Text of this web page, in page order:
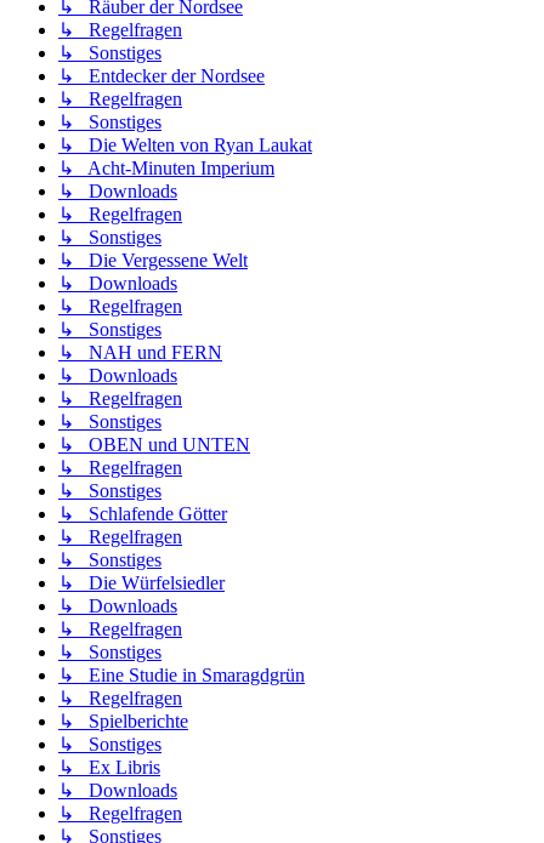
↳ Räuber der Nordsee
↳ Regelfragen
↳ Sonstiges
↳ Entdecker der Nordsee
↳ Regelfragen
↳ Sonstiges
↳ Die Welten von Ryan Laukat
↳ Acht-Minuten Imperium
↳ Downloads
↳ Regelfragen
↳ Sonstiges
↳ Die Vergessene Welt
↳ Downloads
↳ Regelfragen
↳ Sonstiges
↳ NAH und FERN
↳ Downloads
↳ Regelfragen
↳ Sonstiges
↳ OBEN und UNTEN
↳ Regelfragen
↳ Sonstiges
↳ Schlafende Götter
↳ Regelfragen
↳ Sonstiges
↳ Die Würfelsiedler
↳ Downloads
↳ Regelfragen
↳ Sonstiges
↳ Eine Studie in Smaragdgrün
↳ Regelfragen
↳ Spielberichte
↳ Sonstiges
↳ Ex Libris
↳ Downloads
↳ Regelfragen
↳ Sonstiges